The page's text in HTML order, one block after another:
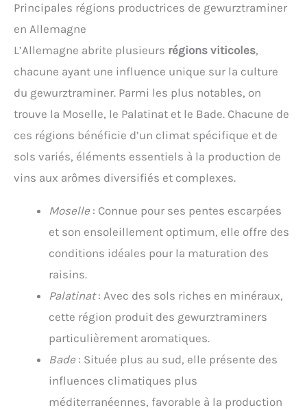
Principales régions productrices de gewurztraminer
en Allemagne
L’Allemagne abrite plusieurs régions viticoles,
chacune ayant une influence unique sur la culture
du gewurztraminer. Parmi les plus notables, on
trouve la Moselle, le Palatinat et le Bade. Chacune de
ces régions bénéficie d’un climat spécifique et de
sols variés, éléments essentiels à la production de
vins aux arômes diversifiés et complexes.
Moselle : Connue pour ses pentes escarpées
et son ensoleillement optimum, elle offre des
conditions idéales pour la maturation des
raisins.
Palatinat: Avec des sols riches en minéraux,
cette région produit des gewurztraminers
particulièrement aromatiques.
Bade : Située plus au sud, elle présente des
influences climatiques plus
méditerranéennes, favorable à la production